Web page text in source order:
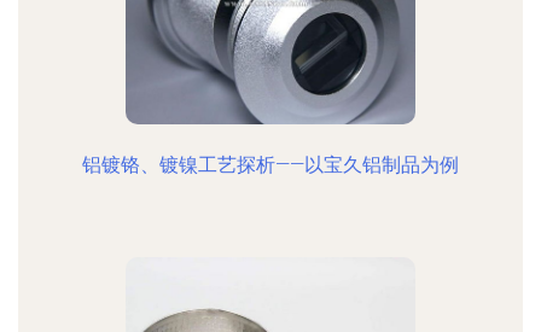
铝镀铬、镀镍工艺探析——以宝久铝制品为例